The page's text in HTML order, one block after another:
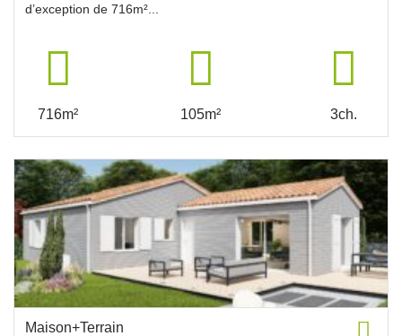
d’exception de 716m²...
716m² 105m² 3ch.
Maison+Terrain